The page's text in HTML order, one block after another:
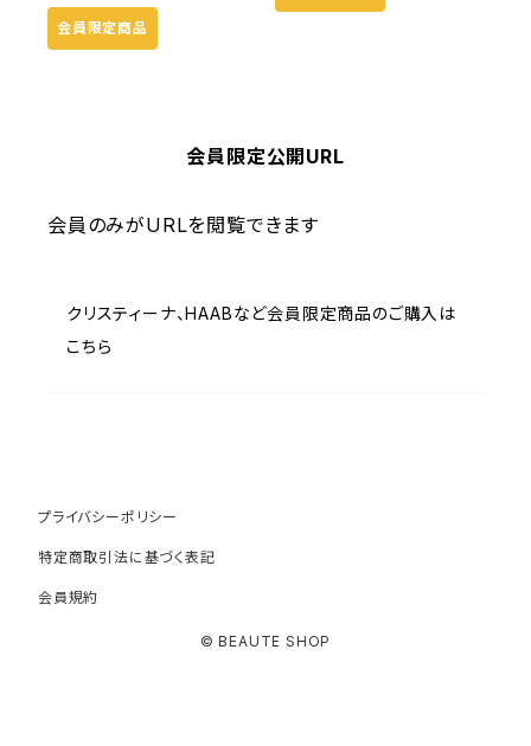
会員限定商品
会員限定公開URL
会員のみがURLを閲覧できます
クリスティーナ、HAABなど会員限定商品のご購入は
こちら
プライバシーポリシー
特定商取引法に基づく表記
会員規約
© BEAUTE SHOP